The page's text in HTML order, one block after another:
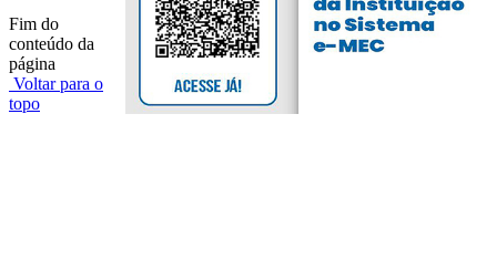
Fim do
conteúdo da
página
Voltar para o
topo